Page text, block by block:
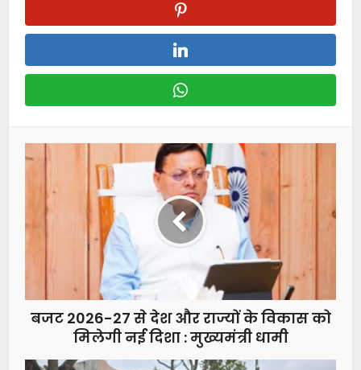
बजट 2026-27 से देश और राज्यों के विकास को
मिलेगी नई दिशा : मुख्यमंत्री धामी